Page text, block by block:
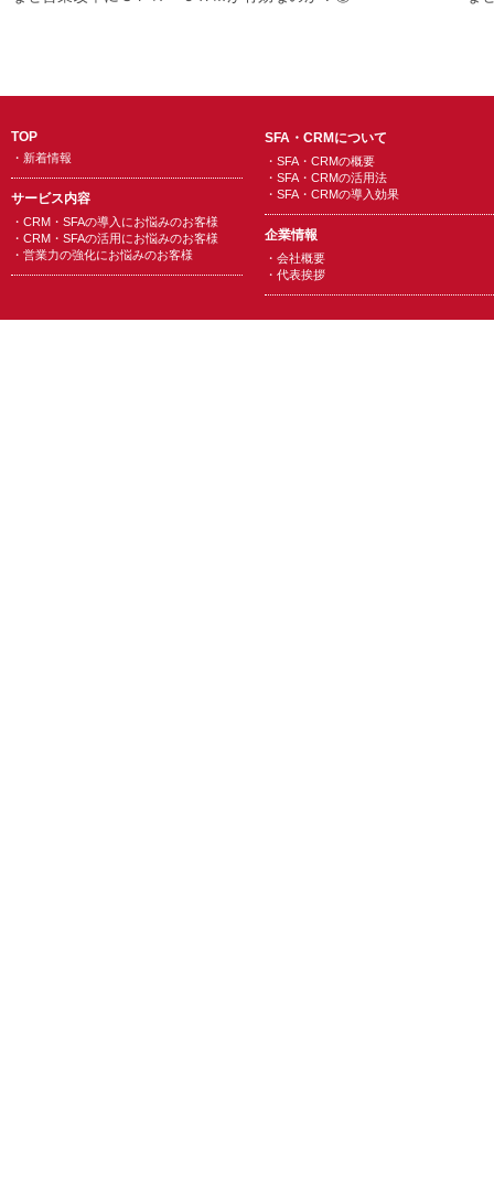
TOP
・ 新着情報
サービス内容
・ CRM・SFAの導入にお悩みのお客様
・ CRM・SFAの活用にお悩みのお客様
・ 営業力の強化にお悩みのお客様
SFA・CRMについて
・ SFA・CRMの概要
・ SFA・CRMの活用法
・ SFA・CRMの導入効果
企業情報
・ 会社概要
・ 代表挨拶